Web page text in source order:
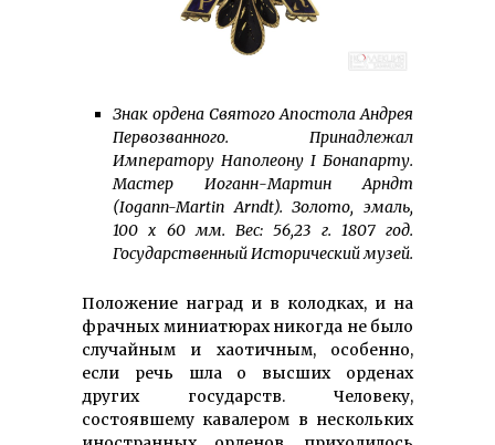
Знак ордена Святого Апостола Андрея
Первозванного. Принадлежал
Императору Наполеону I Бонапарту.
Мастер Иоганн-Мартин Арндт
(Iogann-Martin Arndt). Золото, эмаль,
100 х 60 мм. Вес: 56,23 г. 1807 год.
Государственный Исторический музей.
Положение наград и в колодках, и на
фрачных миниатюрах никогда не было
случайным и хаотичным, особенно,
если речь шла о высших орденах
других государств. Человеку,
состоявшему кавалером в нескольких